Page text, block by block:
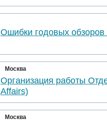
Ошибки годовых обзоров
Москва
Организация работы
Affairs)
Москва